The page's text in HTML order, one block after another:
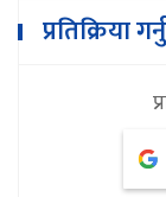
प्रतिक्रिया